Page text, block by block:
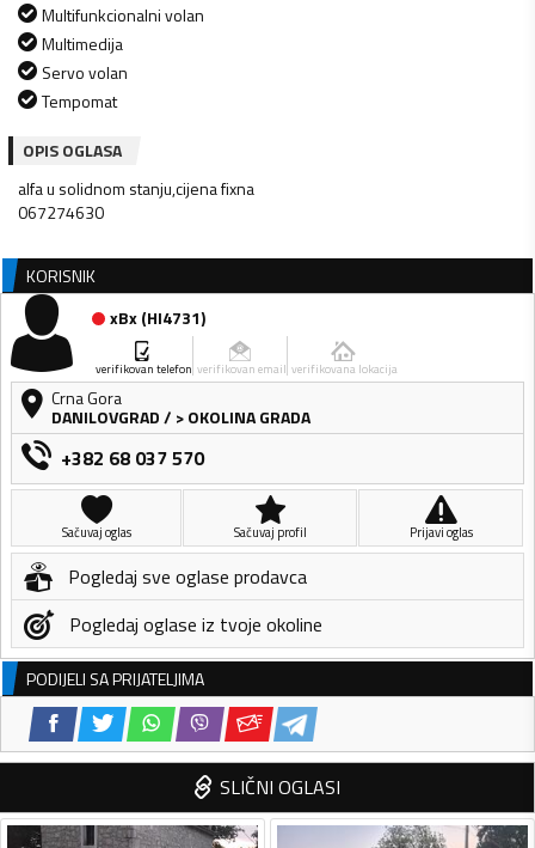
Multifunkcionalni volan
Multimedija
Servo volan
Tempomat
OPIS OGLASA
alfa u solidnom stanju,cijena fixna
067274630
KORISNIK
xBx(HI4731)
verifikovan telefon verifikovan email verifikovana lokacija
Crna Gora
DANILOVGRAD/ > OKOLINA GRADA
+382 68 037 570
Sačuvaj oglas Sačuvaj profil Prijavi oglas
Pogledaj sve oglase prodavca
Pogledaj oglase iz tvoje okoline
PODIJELI SA PRIJATELJIMA
SLIČNI OGLASI